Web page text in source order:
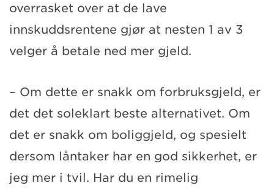
overrasket over at de lave
innskuddsrentene gjør at nesten 1 av 3
velger å betale ned mer gjeld.
– Om dette er snakk om forbruksgjeld, er
det det soleklart beste alternativet. Om
det er snakk om boliggjeld, og spesielt
dersom låntaker har en god sikkerhet, er
jeg mer i tvil. Har du en rimelig